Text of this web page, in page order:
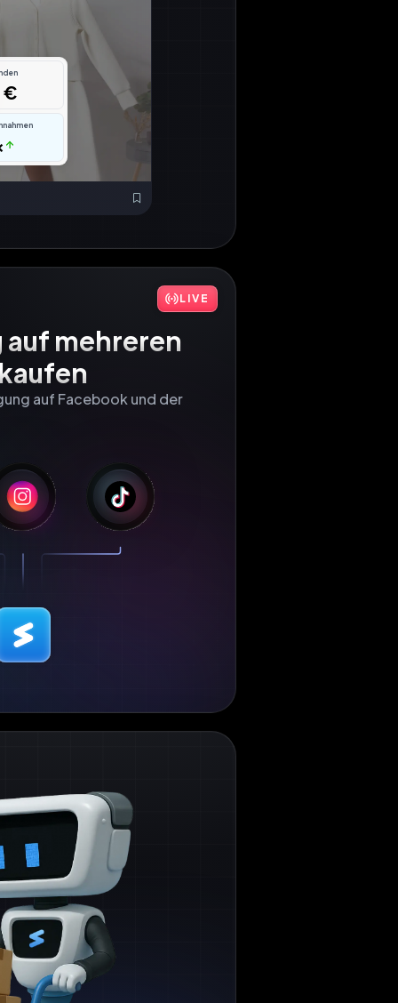
€
LIVE
mehreren
auf Facebook und der